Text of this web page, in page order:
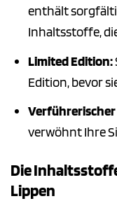
enthält
Inhaltsstoffe,
Limited Edition:
Edition, bevor
Verführerischer
verwöhnt Ihre
Die
Lippen